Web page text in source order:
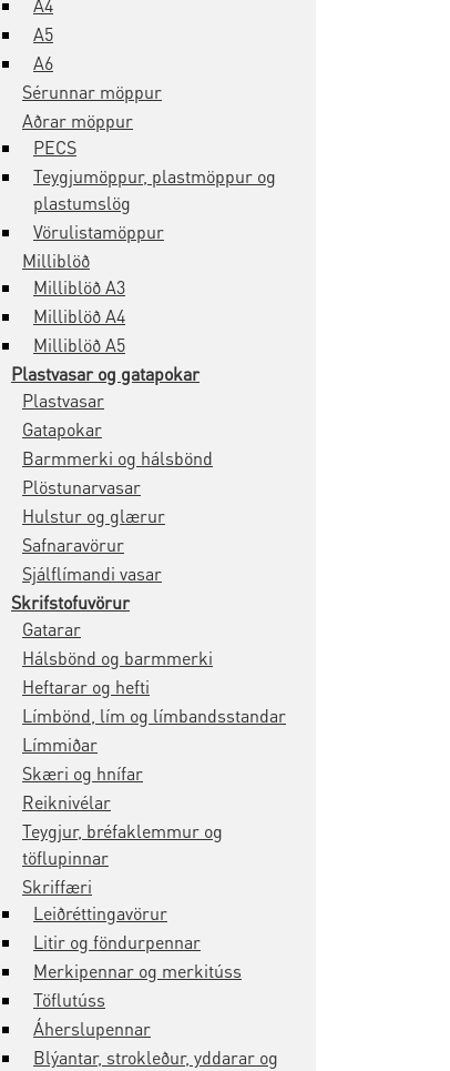
A4
A5
A6
Sérunnar möppur
Aðrar möppur
PECS
Teygjumöppur, plastmöppur og
plastumslög
Vörulistamöppur
Milliblöð
Milliblöð A3
Milliblöð A4
Milliblöð A5
Plastvasar og gatapokar
Plastvasar
Gatapokar
Barmmerki og hálsbönd
Plöstunarvasar
Hulstur og glærur
Safnaravörur
Sjálflímandi vasar
Skrifstofuvörur
Gatarar
Hálsbönd og barmmerki
Heftarar og hefti
Límbönd, lím og límbandsstandar
Límmiðar
Skæri og hnífar
Reiknivélar
Teygjur, bréfaklemmur og
töflupinnar
Skriffæri
Leiðréttingavörur
Litir og föndurpennar
Merkipennar og merkitúss
Töflutúss
Áherslupennar
Blýantar, strokleður, yddarar og